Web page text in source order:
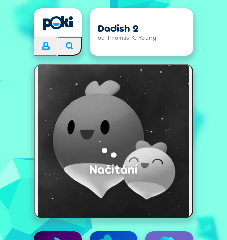
Dadish 2
od Thomas K. Young
Načítání